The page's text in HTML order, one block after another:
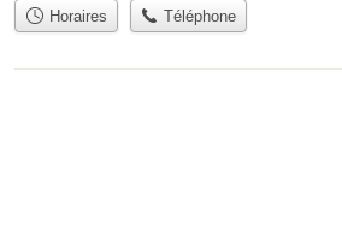
Horaires Téléphone